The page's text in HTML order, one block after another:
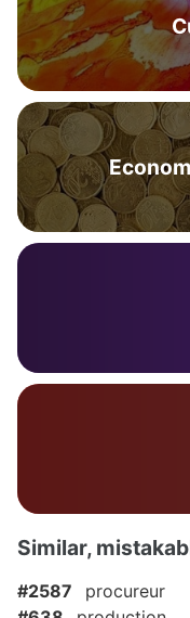
Similar,
#2587
procureur